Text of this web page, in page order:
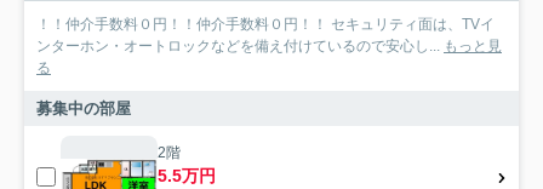
！！仲介手数料０円！！仲介手数料０円！！ セキュリティ面は、TVイ
ンターホン・オートロックなどを備え付けているので安心し...
もっと見
る
募集中の部屋
2階
5.5万円